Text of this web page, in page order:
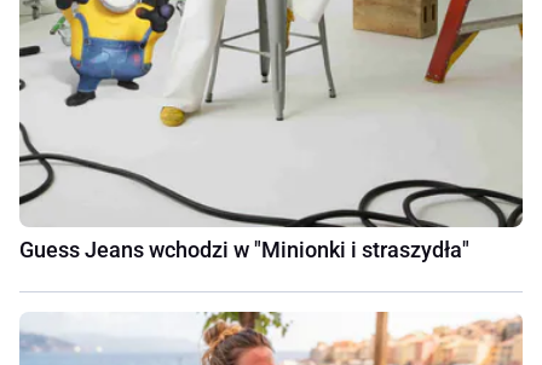
Guess Jeans wchodzi w "Minionki i straszydła"